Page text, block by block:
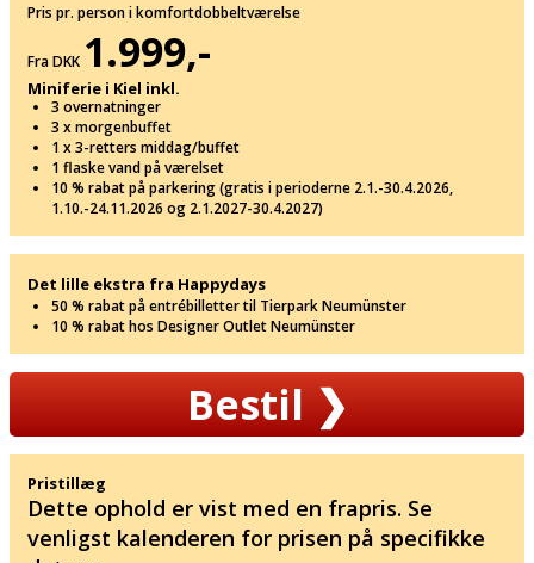
Pris pr. person i komfortdobbeltværelse
Fra DKK 1.999,-
Miniferie i Kiel inkl.
3 overnatninger
3 x morgenbuffet
1 x 3-retters middag/buffet
1 flaske vand på værelset
10 % rabat på parkering (gratis i perioderne 2.1.-30.4.2026,
1.10.-24.11.2026 og 2.1.2027-30.4.2027)
Det lille ekstra fra Happydays
50 % rabat på entrébilletter til Tierpark Neumünster
10 % rabat hos Designer Outlet Neumünster
Bestil❯
Pristillæg
Dette ophold er vist med en frapris. Se
venligst kalenderen for prisen på specifikke